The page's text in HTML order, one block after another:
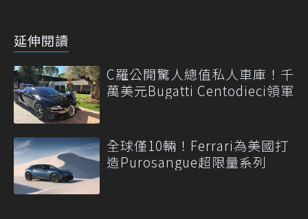
延伸閱讀
C羅公開驚人總值私人車庫！千
萬美元Bugatti Centodieci領軍
全球僅10輛！Ferrari為美國打
造Purosangue超限量系列